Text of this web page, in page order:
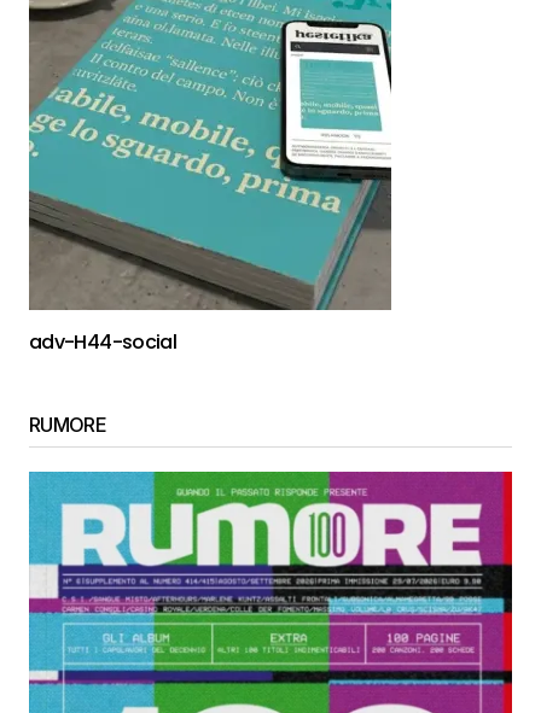
adv-H44-social
RUMORE